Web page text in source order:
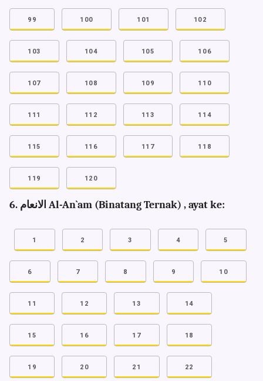
99 100 101 102
103 104 105 106
107 108 109 110
111 112 113 114
115 116 117 118
119 120
6. الانعام Al-An`am (Binatang Ternak) , ayat ke:
1 2 3 4 5
6 7 8 9 10
11 12 13 14
15 16 17 18
19 20 21 22